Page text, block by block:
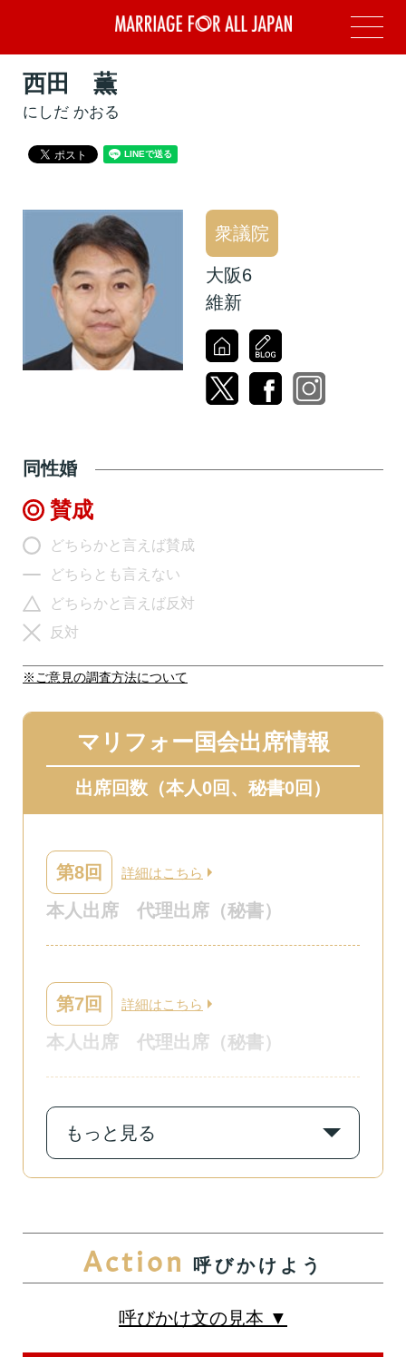
西田 薫
にしだ かおる
衆議院
大阪6
維新
同性婚
賛成
どちらかと言えば賛成
どちらとも言えない
どちらかと言えば反対
反対
※ご意見の調査方法について
マリフォー国会出席情報
出席回数（本人0回、秘書0回）
第8回 詳細はこちら
本人出席 代理出席（秘書）
第7回 詳細はこちら
本人出席 代理出席（秘書）
第6回 詳細はこちら
本人出席 代理出席（秘書）
第5回 詳細はこちら
代理出席（秘書）
もっと見る
Action 呼びかけよう
呼びかけ文の見本 ▼